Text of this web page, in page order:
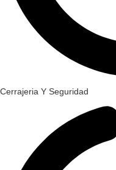
Cerrajeria Y Seguridad